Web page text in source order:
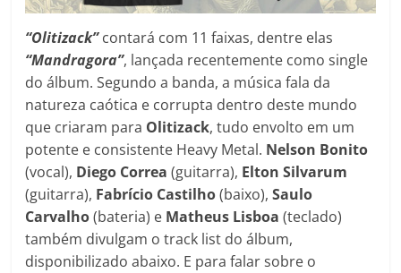
“Olitizack”contará com 11 faixas, dentre elas
“Mandragora”, lançada recentemente como single
do álbum. Segundo a banda, a música fala da
natureza caótica e corrupta dentro deste mundo
que criaram para Olitizack, tudo envolto em um
potente e consistente Heavy Metal. Nelson Bonito
(vocal), Diego Correa (guitarra), Elton Silvarum
(guitarra), Fabrício Castilho(baixo),Saulo
Carvalho(bateria) e Matheus Lisboa (teclado)
também divulgam o track list do álbum,
disponibilizado abaixo. E para falar sobre o